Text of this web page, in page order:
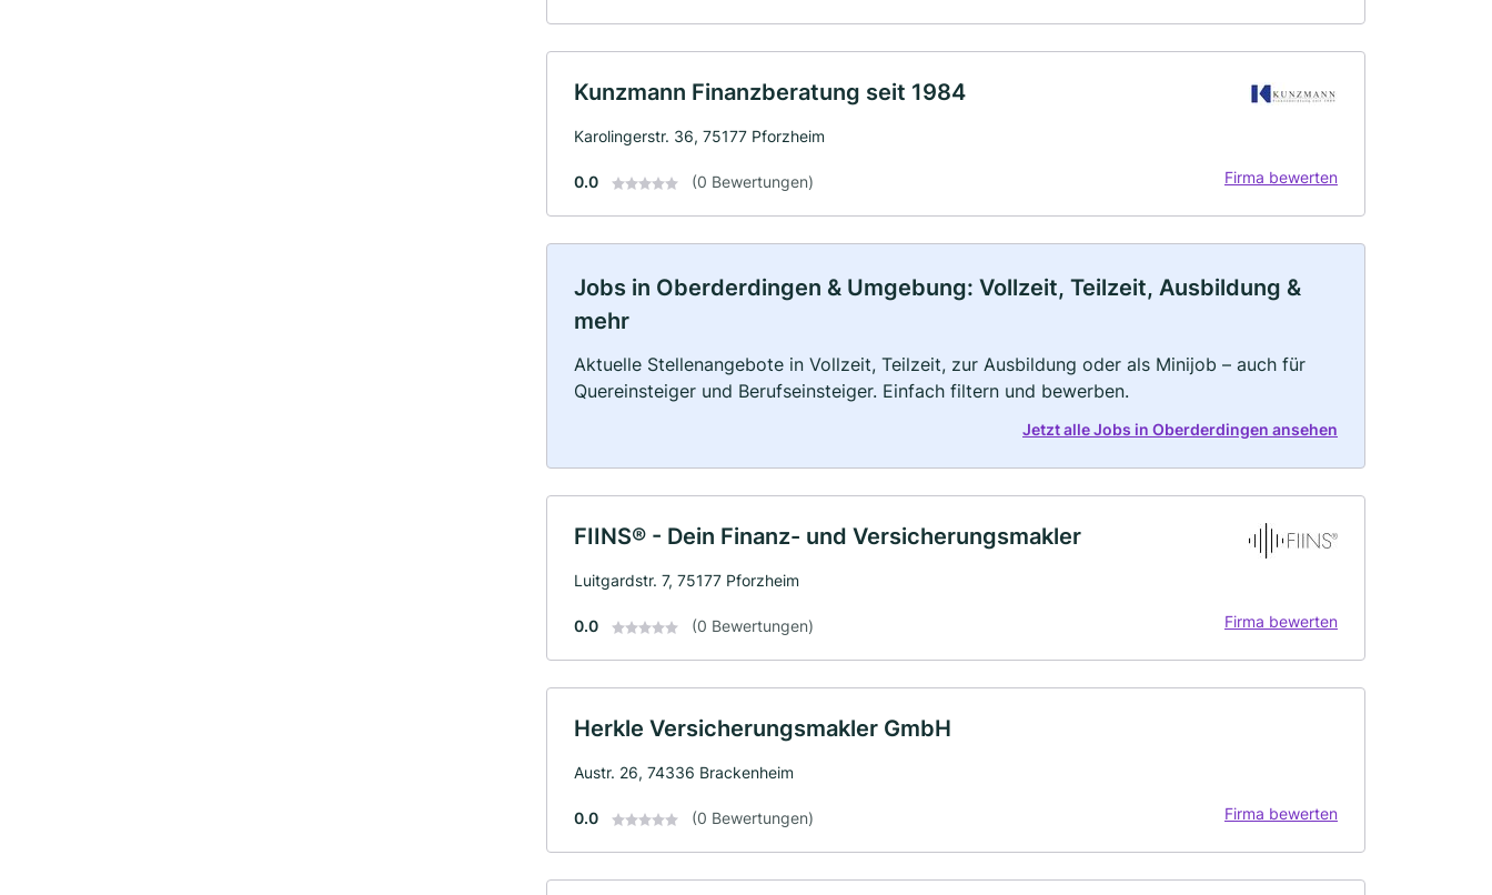
Kunzmann Finanzberatung seit 1984
Karolingerstr. 36, 75177 Pforzheim
0.0 (0 Bewertungen) Firma bewerten
Jobs in Oberderdingen & Umgebung: Vollzeit, Teilzeit, Ausbildung &
mehr
Aktuelle Stellenangebote in Vollzeit, Teilzeit, zur Ausbildung oder als Minijob – auch für
Quereinsteiger und Berufseinsteiger. Einfach filtern und bewerben.
Jetzt alle Jobs in Oberderdingen ansehen
FIINS® - Dein Finanz- und Versicherungsmakler
Luitgardstr. 7, 75177 Pforzheim
0.0 (0 Bewertungen) Firma bewerten
Herkle Versicherungsmakler GmbH
Austr. 26, 74336 Brackenheim
0.0 (0 Bewertungen) Firma bewerten